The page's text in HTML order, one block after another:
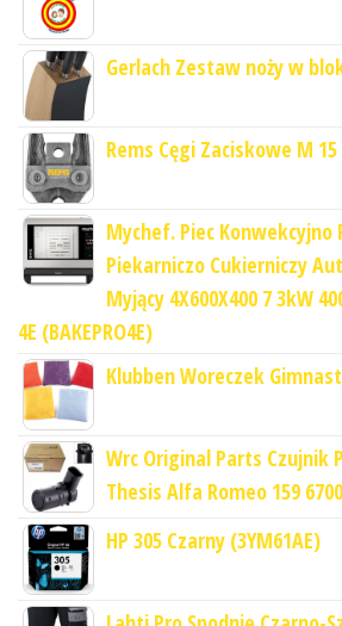
Gerlach Zestaw noży w
Rems Cęgi Zaciskowe M 15
Mychef. Piec
Piekarniczo Cukierniczy
Myjący 4X600X400 7 3kW
4E (BAKEPRO4E)
Klubben Woreczek
Wrc Original Parts Czujnik
Thesis Alfa Romeo 159
HP 305 Czarny (3YM61AE)